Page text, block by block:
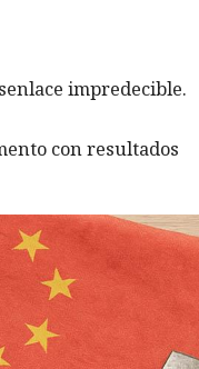
impredecible.
con resultados